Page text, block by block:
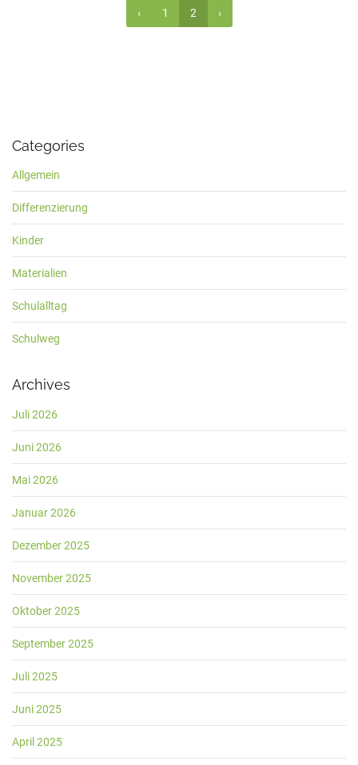
‹ 1 2 ›
Categories
Allgemein
Differenzierung
Kinder
Materialien
Schulalltag
Schulweg
Archives
Juli 2026
Juni 2026
Mai 2026
Januar 2026
Dezember 2025
November 2025
Oktober 2025
September 2025
Juli 2025
Juni 2025
April 2025